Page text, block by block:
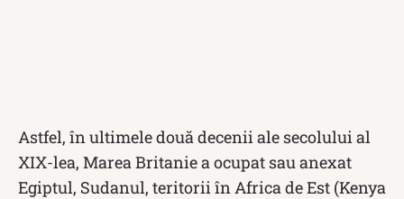
Astfel, în ultimele două decenii ale secolului al
XIX-lea, Marea Britanie a ocupat sau anexat
Egiptul, Sudanul, teritorii în Africa de Est (Kenya